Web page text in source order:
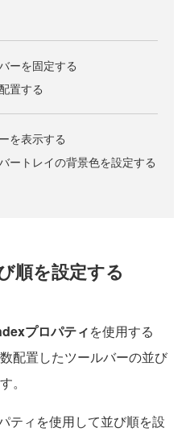
ーを固定する
置する
を表示する
ートレイの背景色を設定する
順を設定する
プロパティを使用する
配置したツールバーの並び
。
ティを使用して並び順を設